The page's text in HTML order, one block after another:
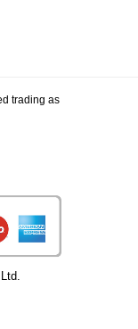
trading as